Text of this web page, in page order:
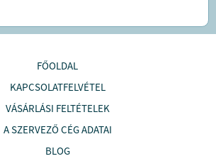
FŐOLDAL
KAPCSOLATFELVÉTEL
VÁSÁRLÁSI FELTÉTELEK
A SZERVEZŐ CÉG ADATAI
BLOG